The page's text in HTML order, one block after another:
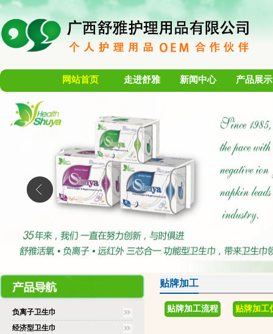
网站首页 走进舒雅 新闻中心 产品展示
负离子卫生巾
经济型卫生巾
贴牌加工
贴牌加工流程 贴牌加工